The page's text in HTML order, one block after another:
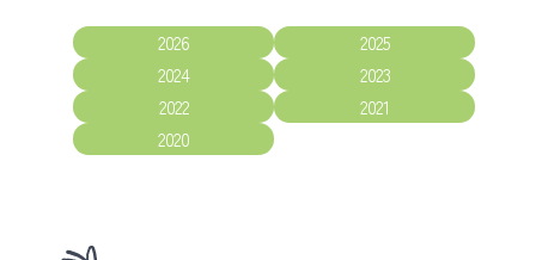
2026
2025
2024
2023
2022
2021
2020